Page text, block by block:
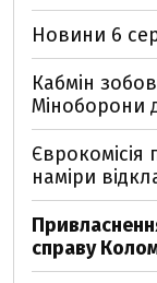
Новини 6
Кабмін
Міноборони
наміри
справу